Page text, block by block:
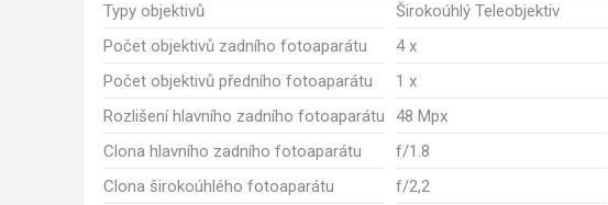
Typy objektivů
Širokoúhlý Teleobjektiv
Počet objektivů zadního fotoaparátu
4 x
Počet objektivů předního fotoaparátu
1 x
Rozlišení hlavního zadního fotoaparátu
48 Mpx
Clona hlavního zadního fotoaparátu
f/1.8
Clona širokoúhlého fotoaparátu
f/2,2